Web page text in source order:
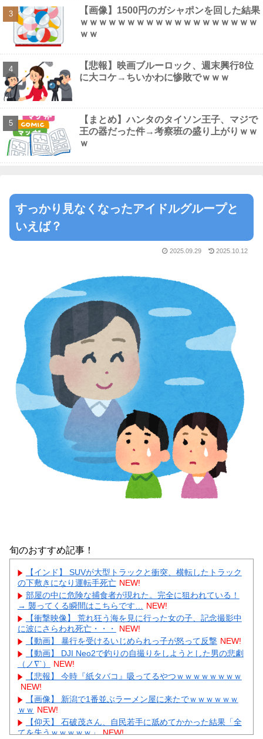
【画像】1500円のガシャポンを回した結果
ｗｗｗｗｗｗｗｗｗｗｗｗｗｗｗｗｗｗｗ
ｗｗ
【悲報】映画ブルーロック、週末興行8位
に大コケ→ちいかわに惨敗でｗｗｗ
【まとめ】ハンタのタイソン王子、マジで
王の器だった件→考察班の盛り上がりｗｗ
ｗ
すっかり見なくなったアイドルグループと
いえば？
2025.09.29 2025.10.12
旬のおすすめ記事！
【インド】 SUVが大型トラックと衝突、横転したトラック
の下敷きになり運転手死亡 NEW!
部屋の中に危険な捕食者が現れた。完全に狙われている！
→ 襲ってくる瞬間はこちらです…
NEW!
【衝撃映像】 荒れ狂う海を見に行った女の子、記念撮影中
に波にさらわれ死亡・・・
NEW!
【動画】 暴行を受けるいじめられっ子が怒って反撃 NEW!
【動画】 DJI Neo2で釣りの自撮りをしようとした男の悲劇
（ノ∇`）
NEW!
【悲報】 今時『紙タバコ』吸ってるやつｗｗｗｗｗｗｗｗ
NEW!
【画像】 新潟で1番並ぶラーメン屋に来たでｗｗｗｗｗｗ
ｗｗ NEW!
【仰天】 石破茂さん、自民若手に舐めてかかった結果「全
てを失うｗｗｗｗｗ」 NEW!